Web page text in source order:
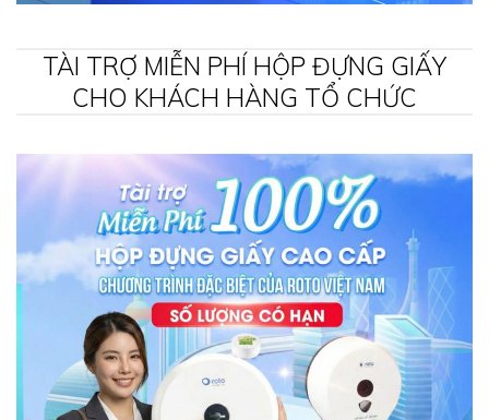
TÀI TRỢ MIỄN PHÍ HỘP ĐỰNG GIẤY
CHO KHÁCH HÀNG TỔ CHỨC